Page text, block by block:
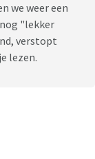
we weer een
"lekker
verstopt
lezen.